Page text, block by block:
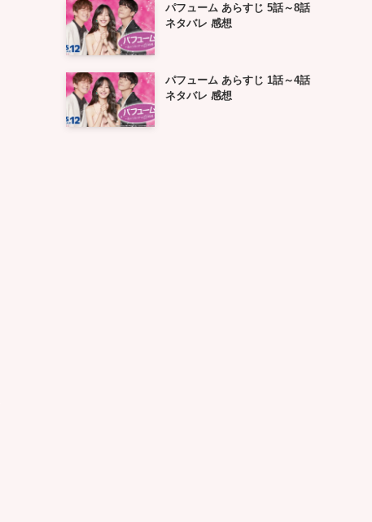
パフューム あらすじ 5話～8話
ネタバレ 感想
パフューム あらすじ 1話～4話
ネタバレ 感想